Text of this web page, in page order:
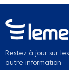
Restez à jour sur
autre information